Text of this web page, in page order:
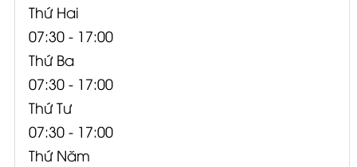
Thứ Hai
07:30 - 17:00
Thứ Ba
07:30 - 17:00
Thứ Tư
07:30 - 17:00
Thứ Năm